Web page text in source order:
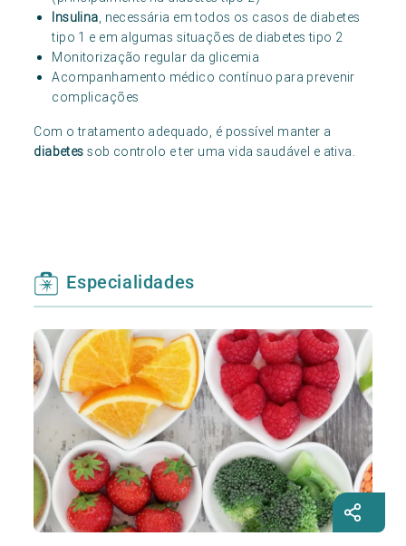
Insulina, necessária em todos os casos de diabetes
tipo 1 e em algumas situações de diabetes tipo 2
Monitorização regular da glicemia
Acompanhamento médico contínuo para prevenir
complicações
Com o tratamento adequado, é possível manter a
diabetes sob controlo e ter uma vida saudável e ativa.
Especialidades